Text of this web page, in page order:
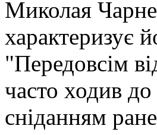
Миколая
характеризує
"Передовсім
часто ходив
сніданням